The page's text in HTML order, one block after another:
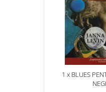
1 x BLUES